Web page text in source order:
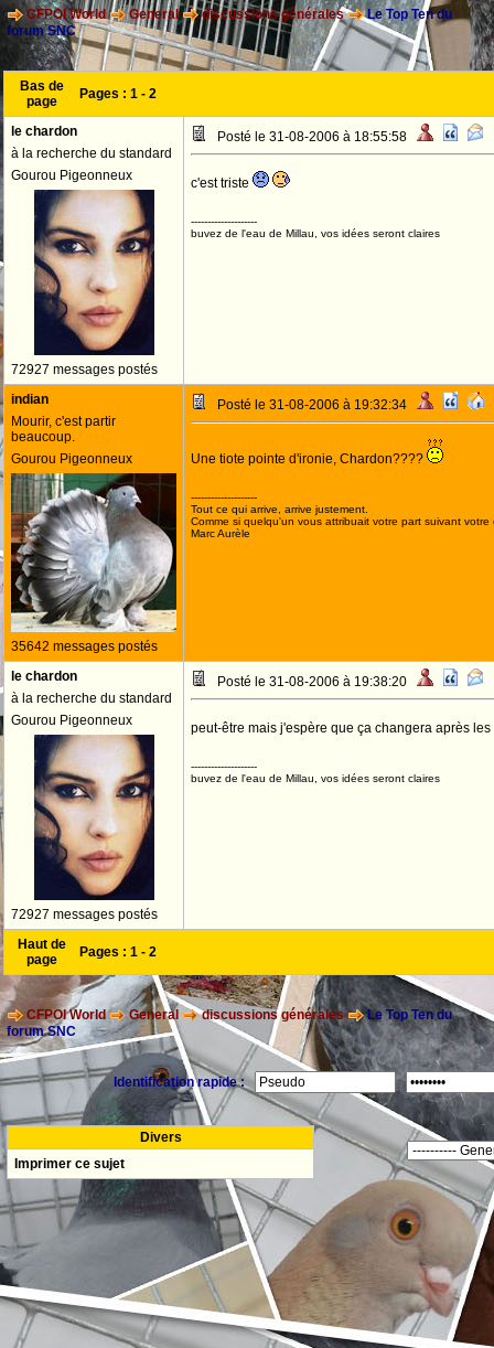
CFPOI World General discussions générales
Le Top Ten du
forum SNC
Bas de
page
Pages : 1 - 2
le chardon
à la recherche du standard
Gourou Pigeonneux
72927 messages postés
Posté le 31-08-2006 à 18:55:58
c'est triste
--------------------
buvez de l'eau de Millau, vos idées seront claires
indian
Mourir, c'est partir
beaucoup.
Gourou Pigeonneux
35642 messages postés
Posté le 31-08-2006 à 19:32:34
Une tiote pointe d'ironie, Chardon????
--------------------
Tout ce qui arrive, arrive justement.
Comme si quelqu'un vous attribuait votre part suivant votre
Marc Aurèle
le chardon
à la recherche du standard
Gourou Pigeonneux
72927 messages postés
Posté le 31-08-2006 à 19:38:20
peut-être mais j'espère que ça changera après
--------------------
buvez de l'eau de Millau, vos idées seront claires
Haut de
page
Pages : 1 - 2
CFPOI World General discussions générales
Le Top Ten du
forum SNC
Identification rapide :
Divers
Imprimer ce sujet